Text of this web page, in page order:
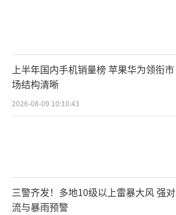
上半年国内手机销量榜 苹果华为领衔市
场结构清晰
2026-08-09 10:10:43
三警齐发！多地10级以上雷暴大风 强对
流与暴雨预警